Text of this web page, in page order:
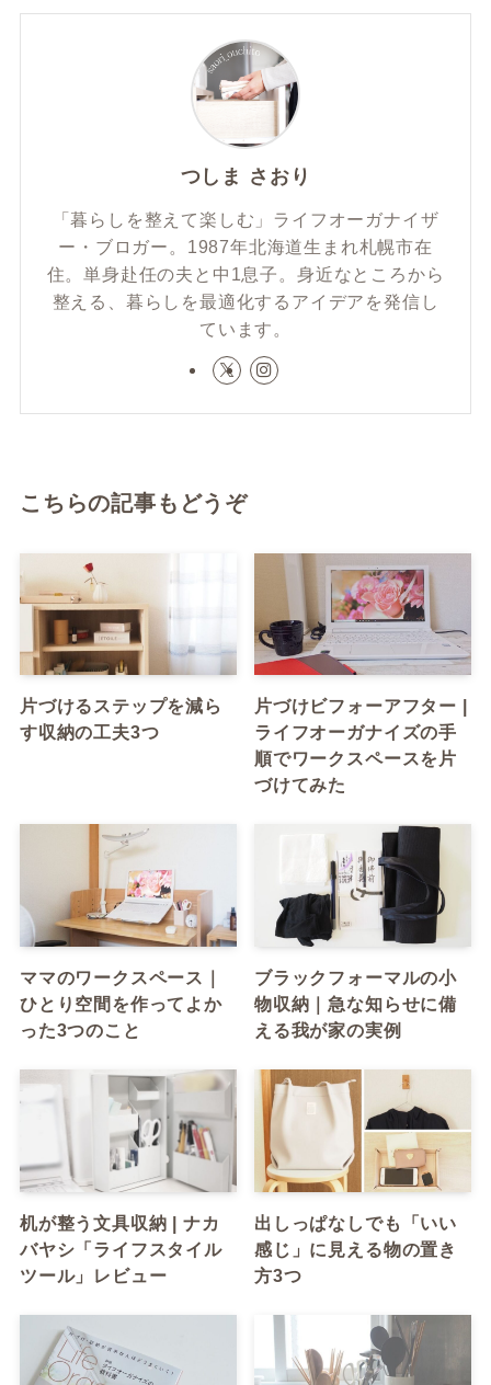
つしま さおり
「暮らしを整えて楽しむ」ライフオーガナイザ
ー・ブロガー。1987年北海道生まれ札幌市在
住。単身赴任の夫と中1息子。身近なところから
整える、暮らしを最適化するアイデアを発信し
ています。
こちらの記事もどうぞ
片づけるステップを減ら
す収納の工夫3つ
片づけビフォーアフター |
ライフオーガナイズの手
順でワークスペースを片
づけてみた
ママのワークスペース｜
ひとり空間を作ってよか
った3つのこと
ブラックフォーマルの小
物収納｜急な知らせに備
える我が家の実例
机が整う文具収納 | ナカ
バヤシ「ライフスタイル
ツール」レビュー
出しっぱなしでも「いい
感じ」に見える物の置き
方3つ